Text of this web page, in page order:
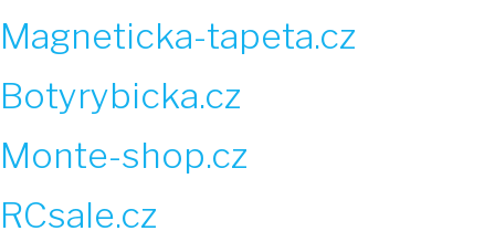
Magneticka-tapeta.cz
Botyrybicka.cz
Monte-shop.cz
RCsale.cz